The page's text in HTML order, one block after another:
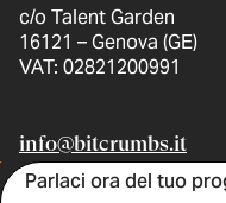
c/o Talent Garden
16121 – Genova (GE)
VAT: 02821200991
info@bitcrumbs.it
Parlaci ora del tuo